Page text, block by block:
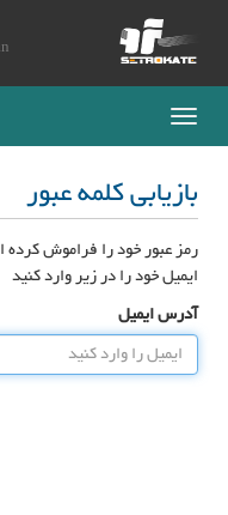
Toggle
navigation
بازیابی کلمه عبور
رمز عبور خود را فراموش کرده
ایمیل خود را در زیر وارد کنید
آدرس ایمیل